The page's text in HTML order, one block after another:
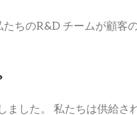
ちのR&D チームが顧客
ました。 私たちは供給さ